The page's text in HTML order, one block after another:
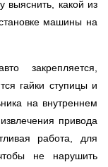
выяснить, какой из
машины на
закрепляется,
гайки ступицы и
на внутреннем
привода
работа, для
не нарушить